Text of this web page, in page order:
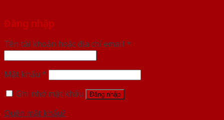
Đăng nhập
Tên tài khoản hoặc địa chỉ email *
Mật khẩu *
Ghi nhớ mật khẩu
Đăng nhập
Quên mật khẩu?